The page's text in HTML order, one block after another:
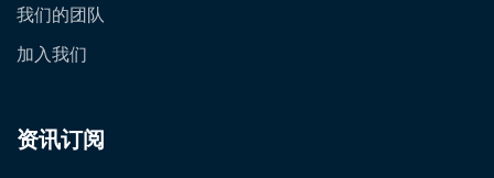
我们的团队
加入我们
资讯订阅